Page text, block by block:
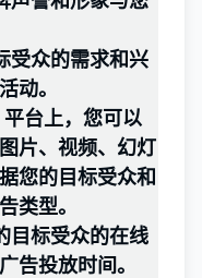
受众的需求和兴
动。
平台上，您可以
片、视频、幻灯
您的目标受众和
类型。
目标受众的在线
告投放时间。